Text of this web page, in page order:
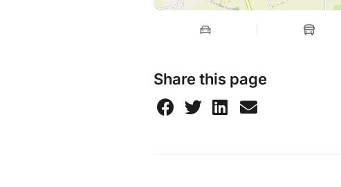
Share this page